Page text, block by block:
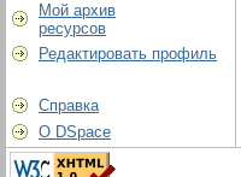
Мой архив
ресурсов
Редактировать профиль
Справка
О DSpace